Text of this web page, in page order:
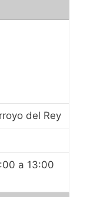
del Rey
a 13:00